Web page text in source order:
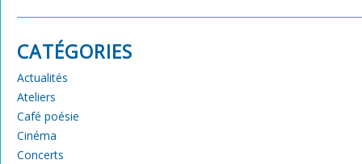
CATÉGORIES
Actualités
Ateliers
Café poésie
Cinéma
Concerts